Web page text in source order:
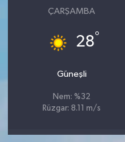
ÇARŞAMBA
28°
Güneşli
Nem: %32
Rüzgar: 8.11 m/s